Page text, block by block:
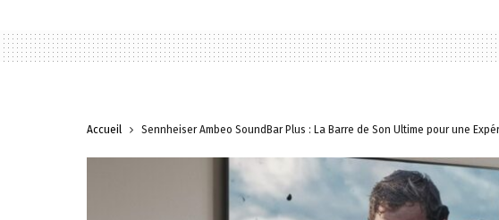
Accueil Sennheiser Ambeo SoundBar Plus : La Barre de Son Ultime pour une